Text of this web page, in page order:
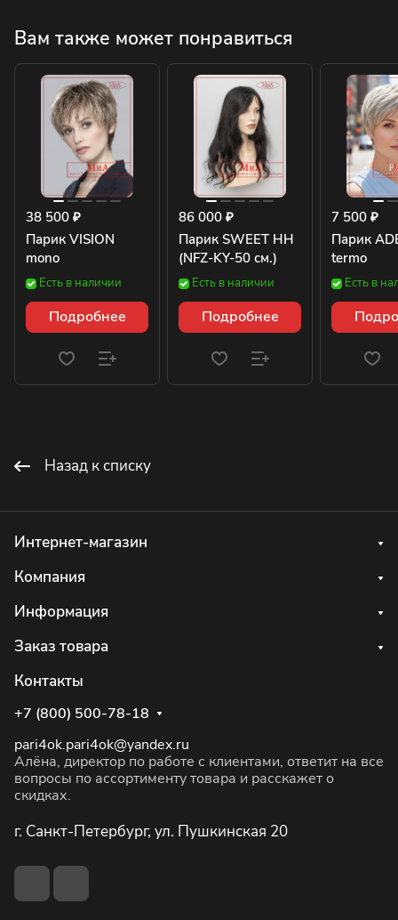
Вам также может понравиться
38 500 ₽
Парик VISION
mono
Есть в наличии
Подробнее
86 000 ₽
Парик SWEET HH
(NFZ-KY-50 см.)
Есть в наличии
Подробнее
7 500 ₽
Парик
termo
Есть в
Назад к списку
Интернет-магазин
Компания
Информация
Заказ товара
Контакты
+7 (800) 500-78-18
pari4ok.pari4ok@yandex.ru
Алёна, директор по работе с клиентами, ответит на все
вопросы по ассортименту товара и расскажет о
скидках.
г. Санкт-Петербург, ул. Пушкинская 20